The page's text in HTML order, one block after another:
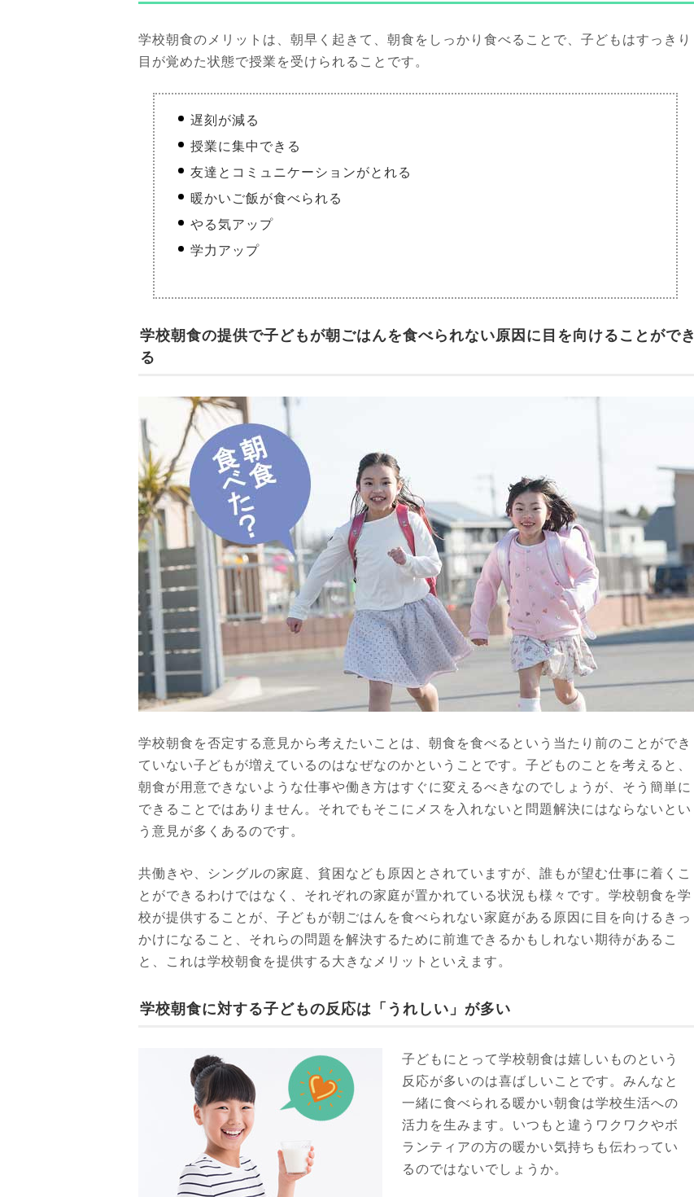
学校朝食のメリットは、朝早く起きて、朝食をしっかり食べることで、子どもはすっきり
目が覚めた状態で授業を受けられることです。
遅刻が減る
授業に集中できる
友達とコミュニケーションがとれる
暖かいご飯が食べられる
やる気アップ
学力アップ
学校朝食の提供で子どもが朝ごはんを食べられない原因に目を向けることができ
る
学校朝食を否定する意見から考えたいことは、朝食を食べるという当たり前のことができ
ていない子どもが増えているのはなぜなのかということです。子どものことを考えると、
朝食が用意できないような仕事や働き方はすぐに変えるべきなのでしょうが、そう簡単に
できることではありません。それでもそこにメスを入れないと問題解決にはならないとい
う意見が多くあるのです。
共働きや、シングルの家庭、貧困なども原因とされていますが、誰もが望む仕事に着くこ
とができるわけではなく、それぞれの家庭が置かれている状況も様々です。学校朝食を学
校が提供することが、子どもが朝ごはんを食べられない家庭がある原因に目を向けるきっ
かけになること、それらの問題を解決するために前進できるかもしれない期待があるこ
と、これは学校朝食を提供する大きなメリットといえます。
学校朝食に対する子どもの反応は「うれしい」が多い
子どもにとって学校朝食は嬉しいものという
反応が多いのは喜ばしいことです。みんなと
一緒に食べられる暖かい朝食は学校生活への
活力を生みます。いつもと違うワクワクやボ
ランティアの方の暖かい気持ちも伝わってい
るのではないでしょうか。